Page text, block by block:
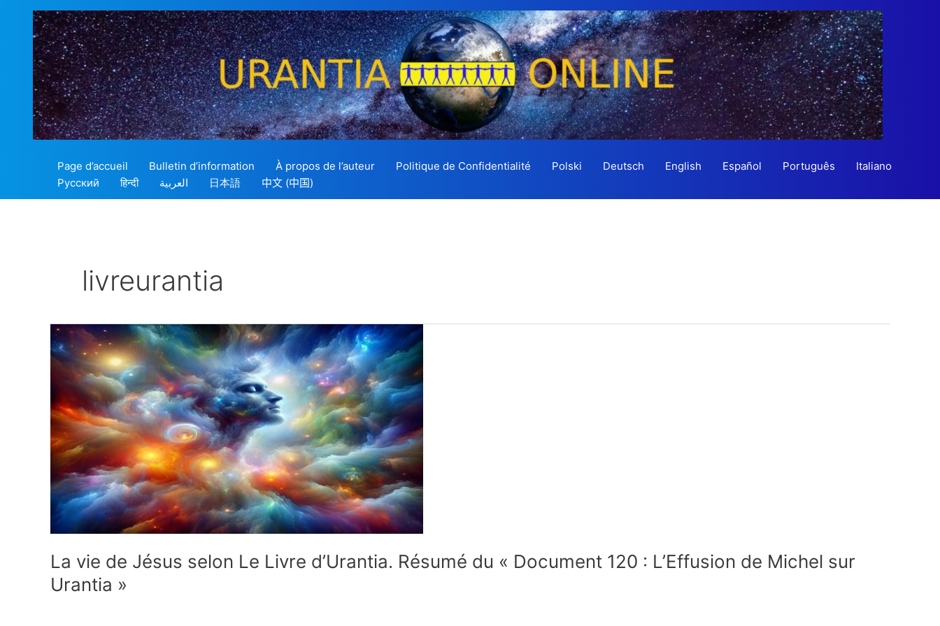
contenu
Page d’accueil Bulletin d’information À propos de l’auteur Politique de Confidentialité Polski Deutsch English Español Português
Italiano
Русский
हिन्दी العربية 日本語 中文 (中国)
livreurantia
La vie de Jésus selon Le Livre d’Urantia. Résumé du « Document 120 : L’Effusion de Michel sur
Urantia »